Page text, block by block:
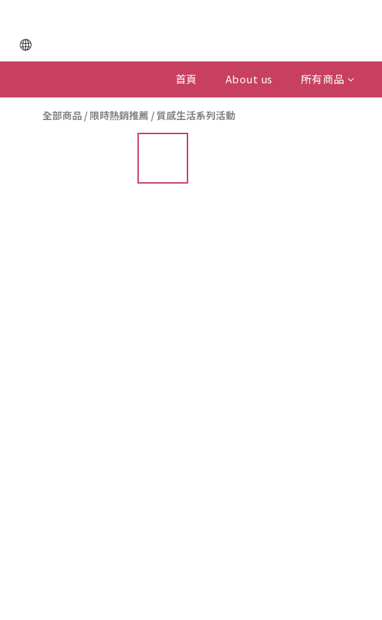
首頁 About us 所有商品
全部商品 / 限時熱銷推薦 /質感生活系列活動